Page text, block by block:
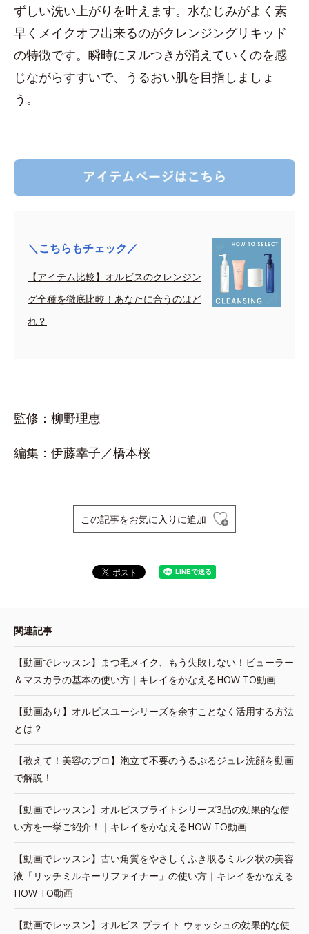
ずしい洗い上がりを叶えます。水なじみがよく素
早くメイクオフ出来るのがクレンジングリキッド
の特徴です。瞬時にヌルつきが消えていくのを感
じながらすすいで、うるおい肌を目指しましょ
う。
＼こちらもチェック／
【アイテム比較】オルビスのクレンジン
グ全種を徹底比較！あなたに合うのはど
れ？
監修：柳野理恵
編集：伊藤幸子／橋本桜
この記事をお気に入りに追加
関連記事
【動画でレッスン】まつ毛メイク、もう失敗しない！ビューラー
＆マスカラの基本の使い方｜キレイをかなえるHOW TO動画
【動画あり】オルビスユーシリーズを余すことなく活用する方法
とは？
【教えて！美容のプロ】泡立て不要のうるぷるジュレ洗顔を動画
で解説！
【動画でレッスン】オルビスブライトシリーズ3品の効果的な使
い方を一挙ご紹介！｜キレイをかなえるHOW TO動画
【動画でレッスン】古い角質をやさしくふき取るミルク状の美容
液「リッチミルキーリファイナー」の使い方｜キレイをかなえる
HOW TO動画
【動画でレッスン】オルビス ブライト ウォッシュの効果的な使